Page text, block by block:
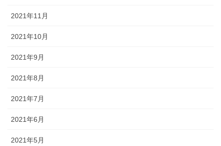
2021年11月
2021年10月
2021年9月
2021年8月
2021年7月
2021年6月
2021年5月